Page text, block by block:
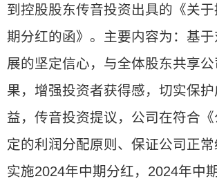
到控股股东传音投资出具的《关
期分红的函》。主要内容为：基
展的坚定信心，与全体股东共享
果，增强投资者获得感，切实保护
益，传音投资提议，公司在符合
定的利润分配原则、保证公司正
实施2024年中期分红，2024年中